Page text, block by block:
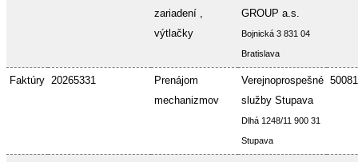
zariadení ,
výtlačky
GROUP a.s.
Bojnická 3 831 04
Bratislava
Faktúry 20265331
Prenájom
mechanizmov
Verejnoprospešné
služby Stupava
Dlhá 1248/11 900 31
Stupava